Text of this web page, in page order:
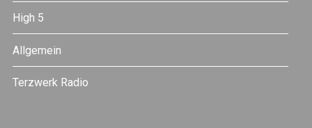
High 5
Allgemein
Terzwerk Radio